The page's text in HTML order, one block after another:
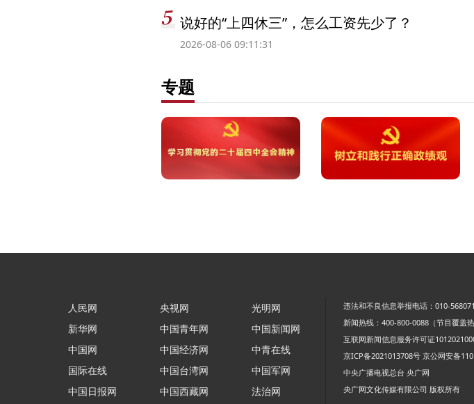
说好的“上四休三”，怎么工资先少了？
2026-08-06 09:11:31
专题
人民网
新华网
中国网
国际在线
中国日报网
央视网
中国青年网
中国经济网
中国台湾网
中国西藏网
光明网
中国新闻网
中青在线
中国军网
法治网
违法和不良信息举报电话：010-
新闻热线：400-800-0088（节目覆盖热
互联网新闻信息服务许可证
京ICP备2021013708号 京公网安备
中央广播电视总台 央广网
央广网文化传媒有限公司 版权所有